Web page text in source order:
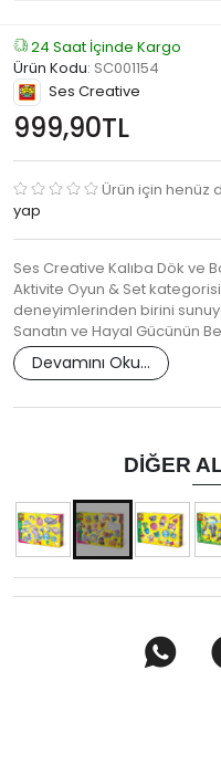
24 Saat İçinde Kargo
Ürün Kodu: SC001154
Ses Creative
999,90TL
Ürün için henüz
yap
Ses Creative Kalıba Dök ve
Aktivite Oyun & Set
deneyimlerinden birini
Sanatın ve Hayal Gücünün
Devamını Oku...
DIĞER